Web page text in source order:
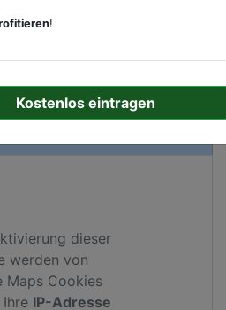
und womit Sie sich von
dieser
werden von
Maps Cookies
IP-Adresse
!
Kostenlos eintragen